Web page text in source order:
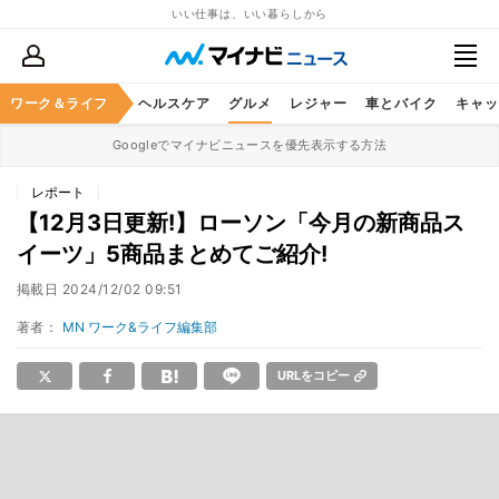
いい仕事は、いい暮らしから
ワーク＆ライフ
マネー 暮らし ヘルスケア グルメ レジャー 車とバイク キャ
Googleでマイナビニュースを優先表示する方法
レポート
【12月3日更新!】ローソン「今月の新商品ス
イーツ」5商品まとめてご紹介!
掲載日 2024/12/02 09:51
著者： MN ワーク&ライフ編集部
URLをコピー